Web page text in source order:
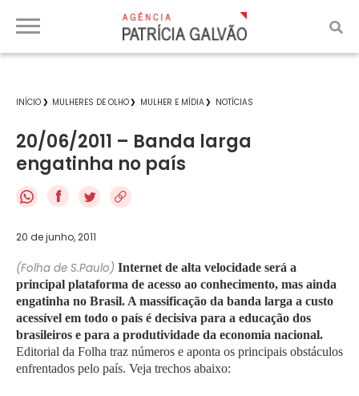
INÍCIO MULHERES DE OLHO MULHER E MÍDIA NOTÍCIAS
20/06/2011 – Banda larga
engatinha no país
f
20 de junho, 2011
(Folha de S.Paulo) Internet de alta velocidade será a
principal plataforma de acesso ao conhecimento, mas ainda
engatinha no Brasil. A massificação da banda larga a custo
acessível em todo o país é decisiva para a educação dos
brasileiros e para a produtividade da economia nacional.
Editorial da Folha traz números e aponta os principais obstáculos
enfrentados pelo país. Veja trechos abaixo: